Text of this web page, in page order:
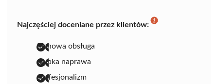
Najczęściej doceniane przez klientów:
fachowa obsługa
szybka naprawa
profesjonalizm